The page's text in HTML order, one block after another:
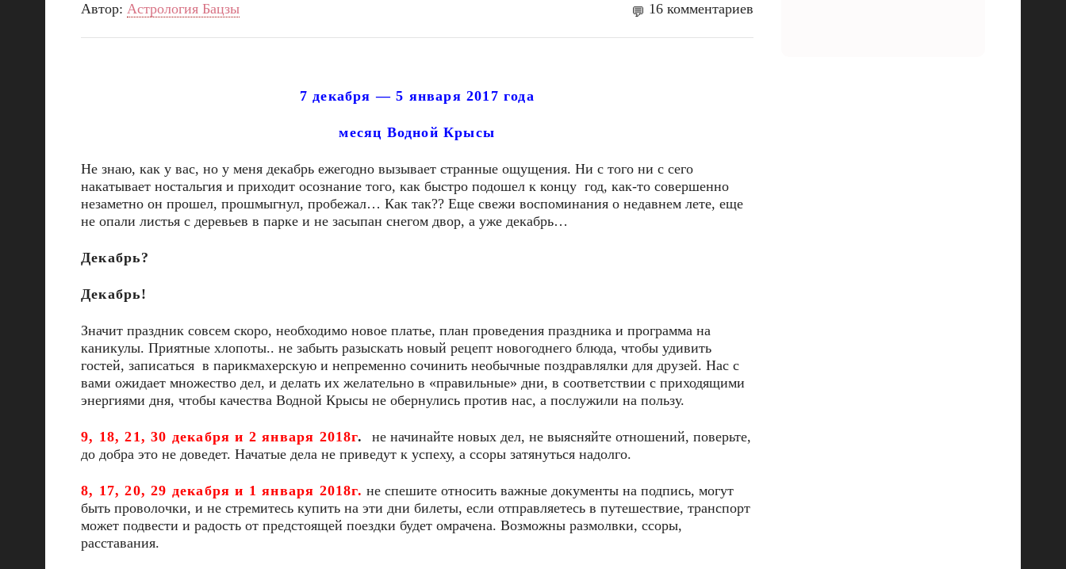
Автор: Астрология Бацзы 16 комментариев
7 декабря — 5 января 2017 года
месяц Водной Крысы
Не знаю, как у вас, но у меня декабрь ежегодно вызывает странные ощущения. Ни с того ни с сего
накатывает ностальгия и приходит осознание того, как быстро подошел к концу год, как-то совершенно
незаметно он прошел, прошмыгнул, пробежал… Как так?? Еще свежи воспоминания о недавнем лете, еще
не опали листья с деревьев в парке и не засыпан снегом двор, а уже декабрь…
Декабрь?
Декабрь!
Значит праздник совсем скоро, необходимо новое платье, план проведения праздника и программа на
каникулы. Приятные хлопоты.. не забыть разыскать новый рецепт новогоднего блюда, чтобы удивить
гостей, записаться в парикмахерскую и непременно сочинить необычные поздравлялки для друзей. Нас с
вами ожидает множество дел, и делать их желательно в «правильные» дни, в соответствии с приходящими
энергиями дня, чтобы качества Водной Крысы не обернулись против нас, а послужили на пользу.
9, 18, 21, 30 декабря и 2 января 2018г.
не начинайте новых дел, не выясняйте отношений, поверьте,
до добра это не доведет. Начатые дела не приведут к успеху, а ссоры затянуться надолго.
8, 17, 20, 29 декабря и 1 января 2018г. не спешите относить важные документы на подпись, могут
быть проволочки, и не стремитесь купить на эти дни билеты, если отправляетесь в путешествие, транспорт
может подвести и радость от предстоящей поездки будет омрачена. Возможны размолвки, ссоры,
расставания.